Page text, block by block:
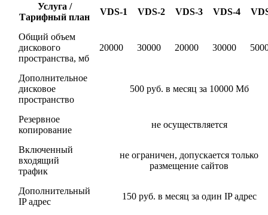
Услуга /
Тарифный план
VDS-1 VDS-2 VDS-3 VDS-4
Общий объем
дискового
пространства, мб
20000 30000 20000 30000
Дополнительное
дисковое
пространство
500 руб. в месяц за 10000 Мб
Резервное
копирование
не осуществляется
Включенный
входящий
трафик
не ограничен, допускается только
размещение сайтов
Дополнительный
IP адрес
150 руб. в месяц за один IP адрес